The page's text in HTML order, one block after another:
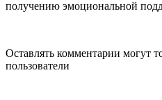
получению эмоциональной
Оставлять комментарии могут
пользователи